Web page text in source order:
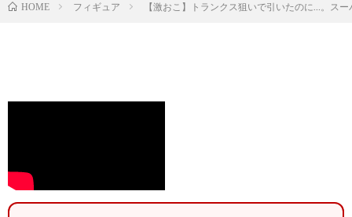
HOME フィギュア 【激おこ】トランクス狙いで引いたのに…。ス